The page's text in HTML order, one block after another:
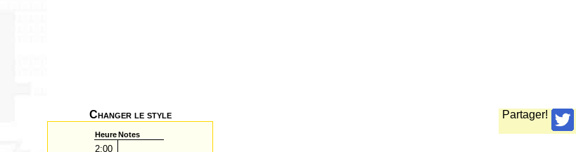
Partager!
Changer le style
HeureNotes
2:00